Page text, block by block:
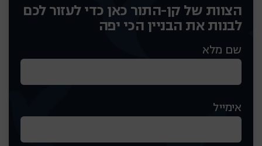
הצוות של קן-התור כאן כדי לעזור לכם
לבנות את הבניין הכי יפה
שם מלא
אימייל